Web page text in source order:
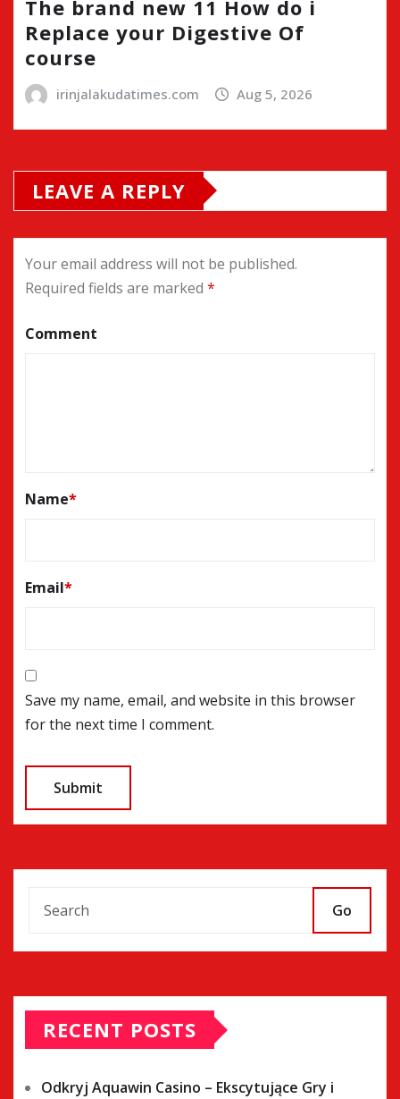
The brand new 11 How do i
Replace your Digestive Of
course
irinjalakudatimes.com Aug 5, 2026
LEAVE A REPLY
Your email address will not be published.
Required fields are marked *
Comment
Name*
Email*
Save my name, email, and website in this browser
for the next time I comment.
Go
RECENT POSTS
Odkryj Aquawin Casino – Ekscytujące Gry i